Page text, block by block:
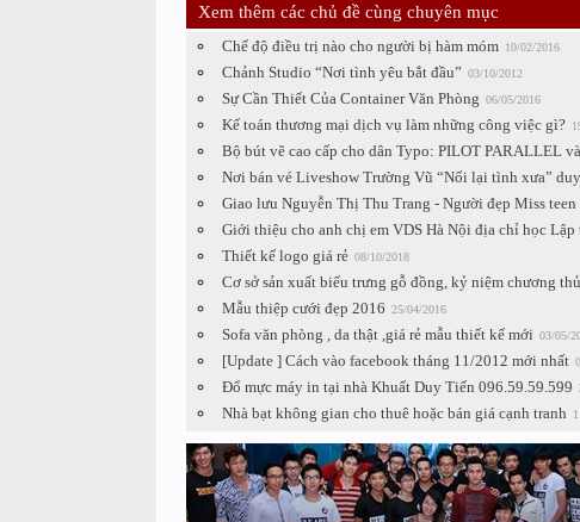
Xem thêm các chủ đề cùng chuyên mục
Chế độ điều trị nào cho người bị hàm móm 10/02/2016
Chảnh Studio “Nơi tình yêu bắt đầu” 03/10/2012
Sự Cần Thiết Của Container Văn Phòng 06/05/2016
Kế toán thương mại dịch vụ làm những công việc gì?
Bộ bút vẽ cao cấp cho dân Typo: PILOT PARALLEL
Nơi bán vé Liveshow Trường Vũ “Nối lại tình xưa”
Giao lưu Nguyễn Thị Thu Trang - Người đẹp Miss teen
Giới thiệu cho anh chị em VDS Hà Nội địa chỉ học
Thiết kế logo giá rẻ 08/10/2018
Cơ sở sản xuất biểu trưng gỗ đồng, kỷ niệm chương
Mẫu thiệp cưới đẹp 2016 25/04/2016
Sofa văn phòng , da thật ,giá rẻ mẫu thiết kế mới 03/05/
[Update ] Cách vào facebook tháng 11/2012 mới nhất
Đổ mực máy in tại nhà Khuất Duy Tiến 096.59.59.599
Nhà bạt không gian cho thuê hoặc bán giá cạnh tranh